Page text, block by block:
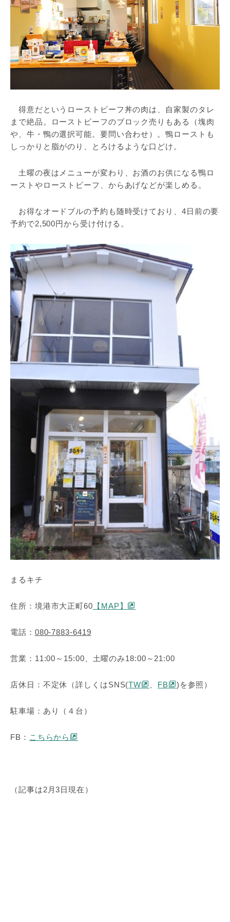
得意だというローストビーフ丼の肉は、自家製のタレ
まで絶品。ローストビーフのブロック売りもある（塊肉
や、牛・鴨の選択可能。要問い合わせ）。鴨ローストも
しっかりと脂がのり、とろけるような口どけ。
土曜の夜はメニューが変わり、お酒のお供になる鴨ロ
ーストやローストビーフ、からあげなどが楽しめる。
お得なオードブルの予約も随時受けており、4日前の要
予約で2,500円から受け付ける。
まるキチ
住所：境港市大正町60 【MAP】
電話： 080-7883-6419
営業：11:00～15:00、土曜のみ18:00～21:00
店休日：不定休（詳しくはSNS(TW FB )を参照）
駐車場：あり（４台）
FB： こちらから
（記事は2月3日現在）